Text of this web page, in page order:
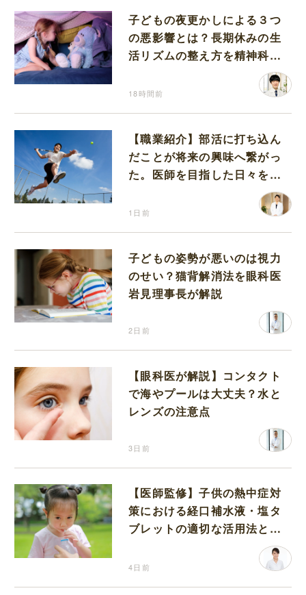
子どもの夜更かしによる３つ
の悪影響とは？長期休みの生
活リズムの整え方を精神科医
18時間前
【職業紹介】部活に打ち込ん
だことが将来の興味へ繋がっ
た。医師を目指した日々を振
1日前
子どもの姿勢が悪いのは視力
のせい？猫背解消法を眼科医
岩見理事長が解説
2日前
【眼科医が解説】コンタクト
で海やプールは大丈夫？水と
レンズの注意点
3日前
【医師監修】子供の熱中症対
策における経口補水液・塩タ
ブレットの適切な活用法と水
4日前